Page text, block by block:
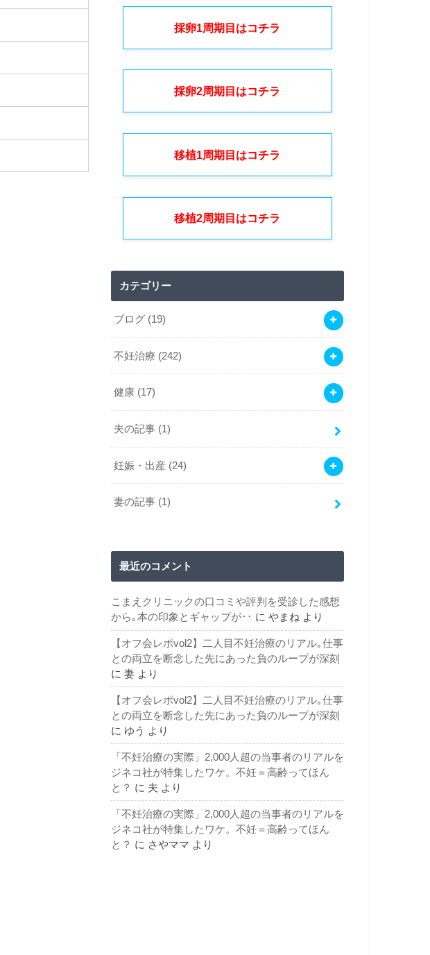
採卵1周期目はコチラ
採卵2周期目はコチラ
移植1周期目はコチラ
移植2周期目はコチラ
カテゴリー
ブログ (19)
不妊治療 (242)
健康 (17)
夫の記事 (1)
妊娠・出産 (24)
妻の記事 (1)
最近のコメント
こまえクリニックの口コミや評判を受診した感想
から｡本の印象とギャップが･･ に やまね より
【オフ会レポvol2】二人目不妊治療のリアル｡仕事
との両立を断念した先にあった負のループが深刻
に 妻 より
【オフ会レポvol2】二人目不妊治療のリアル｡仕事
との両立を断念した先にあった負のループが深刻
に ゆう より
「不妊治療の実際」2,000人超の当事者のリアルを
ジネコ社が特集したワケ。不妊＝高齢ってほん
と？ に 夫 より
「不妊治療の実際」2,000人超の当事者のリアルを
ジネコ社が特集したワケ。不妊＝高齢ってほん
と？ に さやママ より